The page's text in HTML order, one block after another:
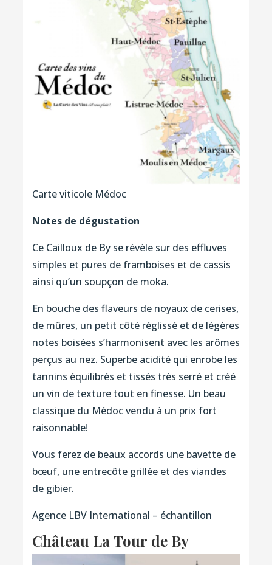
Carte viticole Médoc
Notes de dégustation
Ce Cailloux de By se révèle sur des effluves
simples et pures de framboises et de cassis
ainsi qu’un soupçon de moka.
En bouche des flaveurs de noyaux de cerises,
de mûres, un petit côté réglissé et de légères
notes boisées s’harmonisent avec les arômes
perçus au nez. Superbe acidité qui enrobe les
tannins équilibrés et tissés très serré et créé
un vin de texture tout en finesse. Un beau
classique du Médoc vendu à un prix fort
raisonnable!
Vous ferez de beaux accords une bavette de
bœuf, une entrecôte grillée et des viandes
de gibier.
Agence LBV International – échantillon
Château La Tour de By